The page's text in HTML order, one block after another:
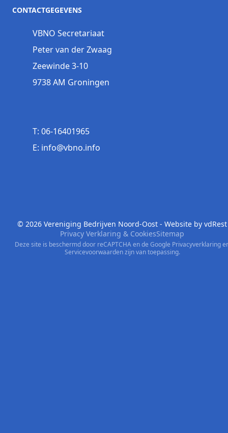
CONTACTGEGEVENS
VBNO Secretariaat
Peter van der Zwaag
Zeewinde 3-10
9738 AM Groningen
T: 06-16401965
E: info@vbno.info
© 2026 Vereniging Bedrijven Noord-Oost - Website by vdRest
Privacy Verklaring & CookiesSitemap
Deze site is beschermd door reCAPTCHA en de Google Privacyverklaring
Servicevoorwaardenzijn van toepassing.